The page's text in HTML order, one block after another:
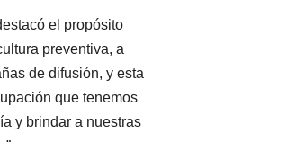
el propósito
preventiva, a
de difusión, y esta
que tenemos
y brindar a nuestras